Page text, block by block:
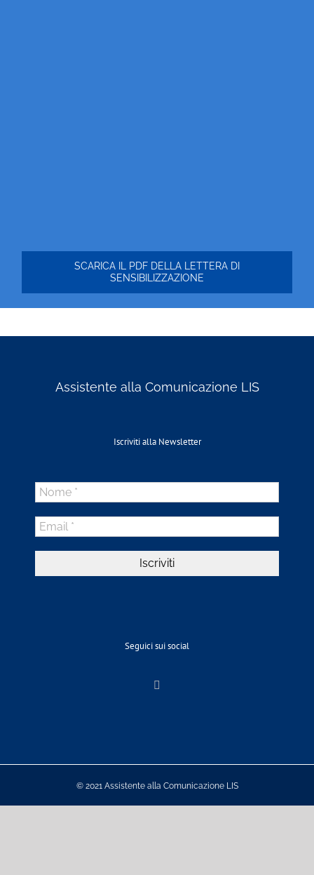
SCARICA IL PDF DELLA LETTERA DI
SENSIBILIZZAZIONE
Assistente alla Comunicazione LIS
Iscriviti alla Newsletter
Seguici sui social
© 2021 Assistente alla Comunicazione LIS